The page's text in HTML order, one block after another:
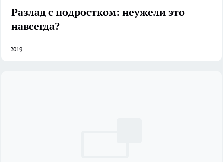
Разлад с подростком: неужели это
навсегда?
2019